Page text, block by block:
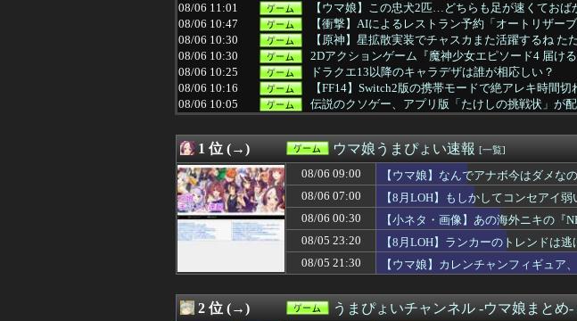
08/06 11:01
【ウマ娘】この忠犬2匹…どちらも足が速くておば
08/06 10:47
【衝撃】AIによるレストラン予約「オートリザー
08/06 10:30
【原神】星拡散実装でチャスカまた活躍するね た
08/06 10:30
2Dアクションゲーム『魔神少女エピソード4 届け
08/06 10:25
ドラクエ13以降のキャラデザは誰が相応しい？
08/06 10:16
【FF14】Switch2版の携帯モードで絶アレキ時間
08/06 10:05
伝説のクソゲー、アプリ版「たけしの挑戦状」が
08/06 10:02
任天堂ファン「頼むっ！ディスク廃止撤回してく
08/06 10:01
【ウマ娘】ダビスタ99のセイウンスカイの次ぐら
08/06 10:00
【遊戯王情報】「ライディング・デュエル！アク
08/06 10:00
【艦これ】シロッコ 他
08/06 10:00
ゲーフリ「Beast of Reincarnationは皆様からのご意
08/06 10:00
【艦これ】インディアナってE3-3とE3-4、どっち
08/06 10:00
『ファイアーエムブレム 万紫千紅』主人公の見た
【衝撃】Vtuberさん、意図せず職質から逃げてし
ゲームの中でゲームができるゲームｗｗｗｗｗｗ
08/06 09:05
『ライザのアトリエ』のAIチャットRPGが8月に配
08/06 09:02
【悲報】スプラトゥーンレイダースさん、もうリ
1 位 (→) ウマ娘うまぴょい速報 [一覧]
08/06 09:00
【ウマ娘】なんでアナボ今はダメな
08/06 07:00
【8月LOH】もしかしてコンセアイ弱
08/06 00:30
【小ネタ・画像】あの海外ニキの
08/05 23:20
【8月LOH】ランカーのトレンドは
08/05 21:30
【ウマ娘】カレンチャンフィギュア
2 位 (→) うまぴょいチャンネル -ウマ娘まとめ-